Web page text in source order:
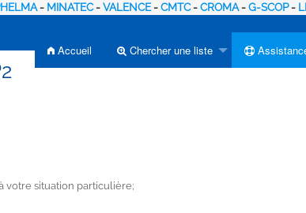
- MINATEC-VALENCE-CMTC-CROMA-G-SCOP-
Accueil Chercher une liste
votre situation particulière;